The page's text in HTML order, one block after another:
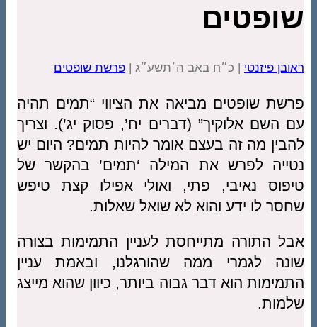
שופטים
ראובן פיזנטי | כ״ח באב ה׳תשע״ג | פרשת שופטים
פרשת שופטים מביאה את הציווי “תמים תהיה
עם השם אלוקיך” (דברים יח’, פסוק יג’). וצריך
להבין מה זה בעצם אומר להיות תמים? היום יש
נטייה לפרש את המילה ‘תמים’ בהקשר של
טיפוס נאיבי, פתי, ואולי אפילו קצת טיפש
שחסר לו ידע והוא לא שואל שאלות.
אבל התורה מתייחסת לעניין התמימות בצורה
שונה לגמרי ממה שהורגלנו, ובאמת עניין
התמימות הוא דבר גבוה ביותר, כיוון שהוא מייצג
שלמות.